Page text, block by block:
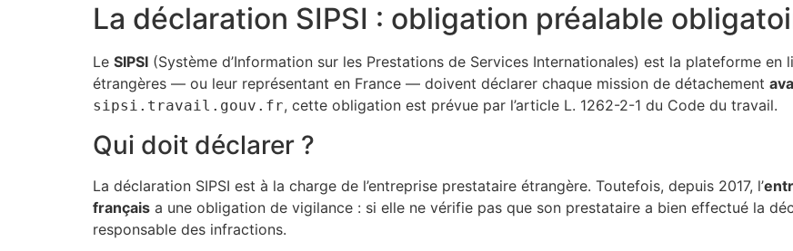
La déclaration SIPSI : obligation préalable
Le SIPSI (Système d’Information sur les Prestations de Services Internationales) est la plateforme en
étrangères — ou leur représentant en France — doivent déclarer chaque mission de détachement
sipsi.travail.gouv.fr, cette obligation est prévue par l’article L. 1262-2-1 du Code du travail.
Qui doit déclarer ?
La déclaration SIPSI est à la charge de l’entreprise prestataire étrangère. Toutefois, depuis 2017, l’
français a une obligation de vigilance : si elle ne vérifie pas que son prestataire a bien effectué la
responsable des infractions.